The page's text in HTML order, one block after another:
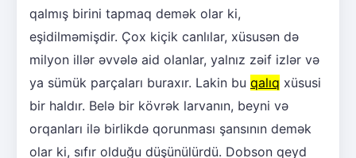
qalmış birini tapmaq demək olar ki,
eşidilməmişdir. Çox kiçik canlılar, xüsusən də
milyon illər əvvələ aid olanlar, yalnız zəif izlər və
ya sümük parçaları buraxır. Lakin bu qalıq xüsusi
bir haldır. Belə bir kövrək larvanın, beyni və
orqanları ilə birlikdə qorunması şansının demək
olar ki, sıfır olduğu düşünülürdü. Dobson qeyd